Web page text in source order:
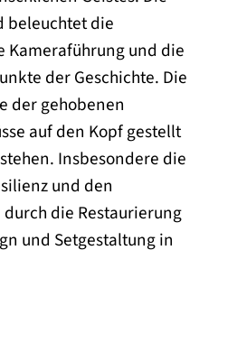
beleuchtet die
Kameraführung und die
der Geschichte. Die
der gehobenen
auf den Kopf gestellt
Insbesondere die
und den
die Restaurierung
und Setgestaltung in